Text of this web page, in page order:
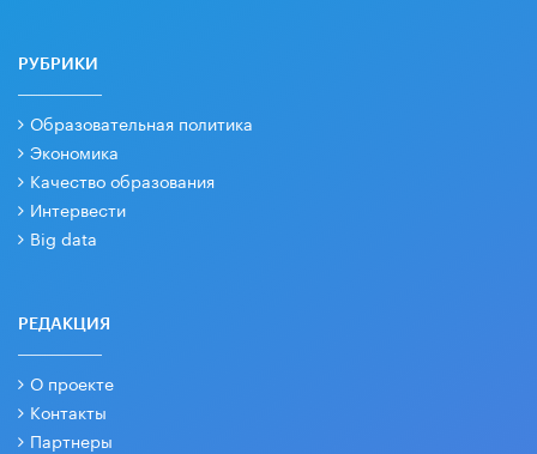
РУБРИКИ
Образовательная политика
Экономика
Качество образования
Интервести
Big data
РЕДАКЦИЯ
О проекте
Контакты
Партнеры